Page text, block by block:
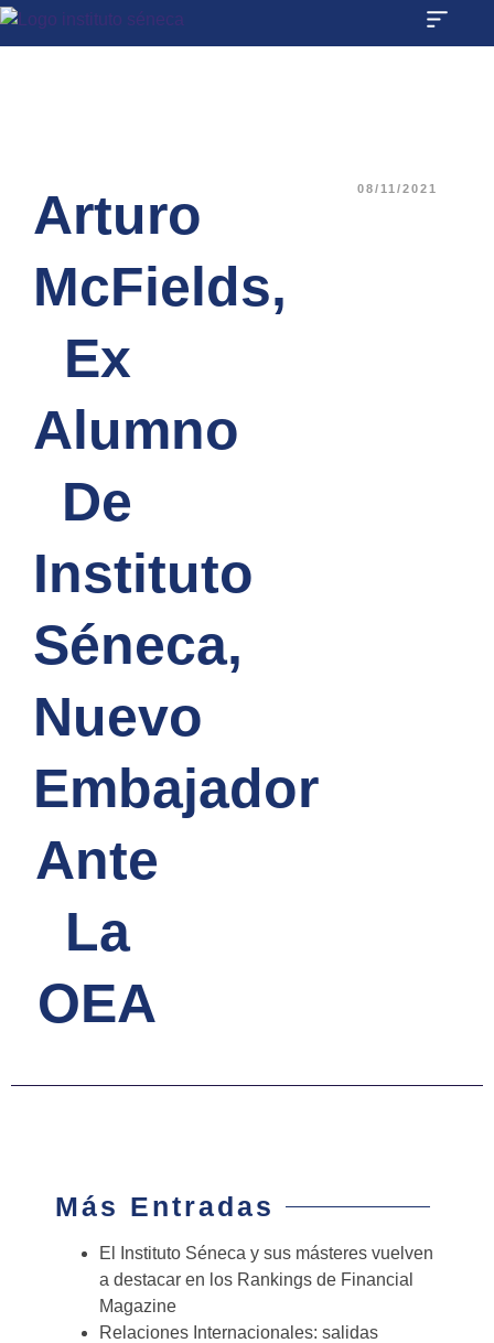
Arturo
McFields,
Ex
Alumno
De
Instituto
Séneca,
Nuevo
Embajador
Ante
La
OEA
08/11/2021
Más Entradas
El Instituto Séneca y sus másteres vuelven
a destacar en los Rankings de Financial
Magazine
Relaciones Internacionales: salidas